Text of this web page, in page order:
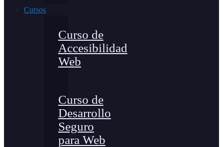
Cursos
Curso de
Accesibilidad
Web
Curso de
Desarrollo
Seguro
para Web